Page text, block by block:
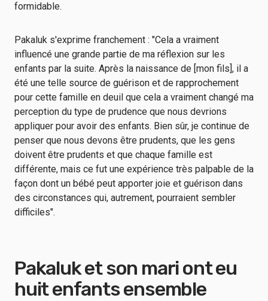
formidable.
Pakaluk s'exprime franchement : "Cela a vraiment
influencé une grande partie de ma réflexion sur les
enfants par la suite. Après la naissance de [mon fils], il a
été une telle source de guérison et de rapprochement
pour cette famille en deuil que cela a vraiment changé ma
perception du type de prudence que nous devrions
appliquer pour avoir des enfants. Bien sûr, je continue de
penser que nous devons être prudents, que les gens
doivent être prudents et que chaque famille est
différente, mais ce fut une expérience très palpable de la
façon dont un bébé peut apporter joie et guérison dans
des circonstances qui, autrement, pourraient sembler
difficiles".
Pakaluk et son mari ont eu
huit enfants ensemble